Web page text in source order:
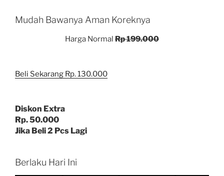
Mudah Bawanya Aman Koreknya
Harga Normal Rp 199.000
Beli Sekarang Rp. 130.000
Diskon Extra
Rp. 50.000
Jika Beli 2 Pcs Lagi
Berlaku Hari Ini